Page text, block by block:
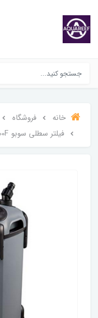
خانه فروشگاه
فیلتر سطلی سوبو SF-1000F